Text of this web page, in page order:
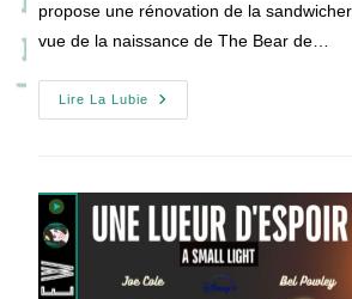
propose une rénovation de la
vue de la naissance de The Bear de…
Lire La Lubie
THE
BEAR
Réinventer
Pour
Atteindre
Étoiles
!